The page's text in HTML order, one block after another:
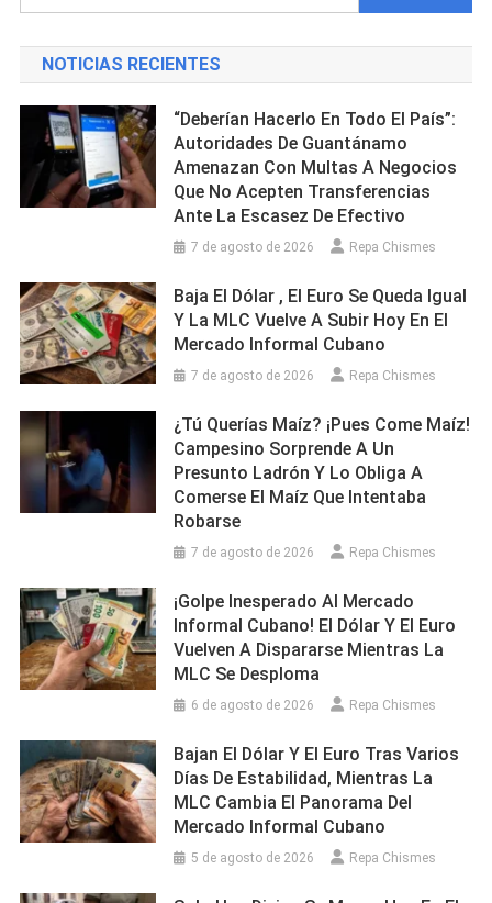
NOTICIAS RECIENTES
“Deberían Hacerlo En Todo El País”:
Autoridades De Guantánamo
Amenazan Con Multas A Negocios
Que No Acepten Transferencias
Ante La Escasez De Efectivo
7 de agosto de 2026 Repa Chismes
Baja El Dólar , El Euro Se Queda Igual
Y La MLC Vuelve A Subir Hoy En El
Mercado Informal Cubano
7 de agosto de 2026 Repa Chismes
¿Tú Querías Maíz? ¡Pues Come Maíz!
Campesino Sorprende A Un
Presunto Ladrón Y Lo Obliga A
Comerse El Maíz Que Intentaba
Robarse
7 de agosto de 2026 Repa Chismes
¡Golpe Inesperado Al Mercado
Informal Cubano! El Dólar Y El Euro
Vuelven A Dispararse Mientras La
MLC Se Desploma
6 de agosto de 2026 Repa Chismes
Bajan El Dólar Y El Euro Tras Varios
Días De Estabilidad, Mientras La
MLC Cambia El Panorama Del
Mercado Informal Cubano
5 de agosto de 2026 Repa Chismes